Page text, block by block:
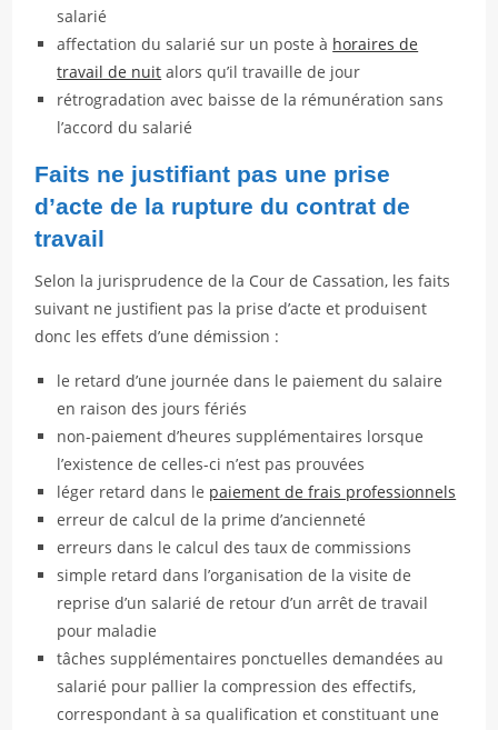
salarié
affectation du salarié sur un poste à horaires de
travail de nuit alors qu’il travaille de jour
rétrogradation avec baisse de la rémunération sans
l’accord du salarié
Faits ne justifiant pas une prise
d’acte de la rupture du contrat de
travail
Selon la jurisprudence de la Cour de Cassation, les faits
suivant ne justifient pas la prise d’acte et produisent
donc les effets d’une démission :
le retard d’une journée dans le paiement du salaire
en raison des jours fériés
non-paiement d’heures supplémentaires lorsque
l’existence de celles-ci n’est pas prouvées
léger retard dans le paiement de frais professionnels
erreur de calcul de la prime d’ancienneté
erreurs dans le calcul des taux de commissions
simple retard dans l’organisation de la visite de
reprise d’un salarié de retour d’un arrêt de travail
pour maladie
tâches supplémentaires ponctuelles demandées au
salarié pour pallier la compression des effectifs,
correspondant à sa qualification et constituant une